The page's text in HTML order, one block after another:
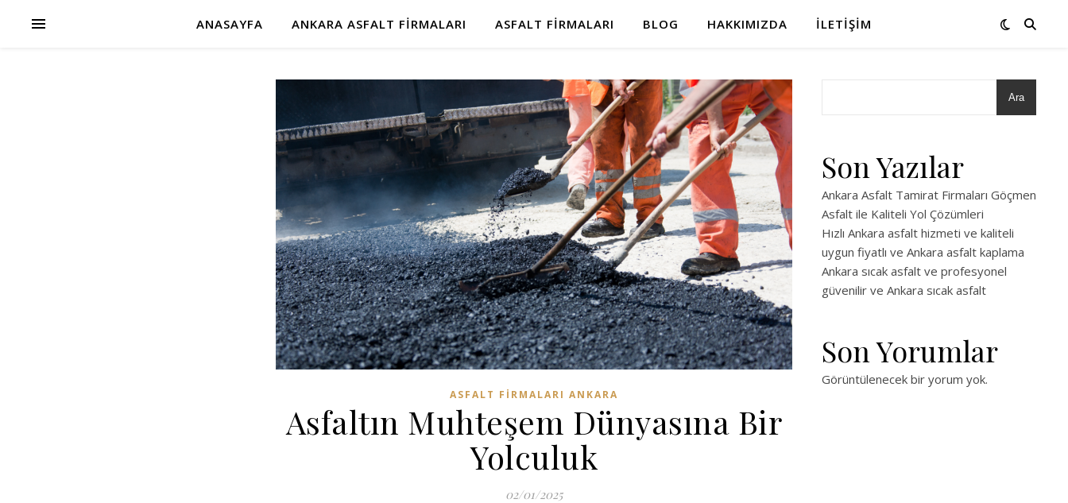
ANASAYFA ANKARA ASFALT FIRMALARI ASFALT FIRMALARI BLOG HAKKIMIZDA İLETIŞIM
ASFALT FIRMALARI ANKARA
Asfaltın Muhteşem Dünyasına Bir
Yolculuk
02/01/2025
Ara
Son Yazılar
Ankara Asfalt Tamirat Firmaları Göçmen
Asfalt ile Kaliteli Yol Çözümleri
Hızlı Ankara asfalt hizmeti ve kaliteli
uygun fiyatlı ve Ankara asfalt kaplama
Ankara sıcak asfalt ve profesyonel
güvenilir ve Ankara sıcak asfalt
Son Yorumlar
Görüntülenecek bir yorum yok.